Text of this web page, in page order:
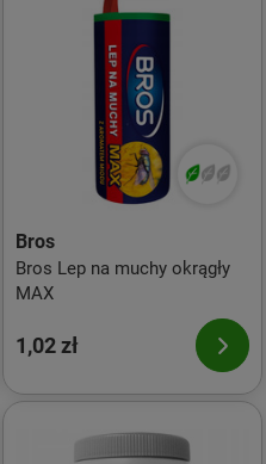
Bros
Bros Lep na muchy okrągły
MAX
1,02 zł